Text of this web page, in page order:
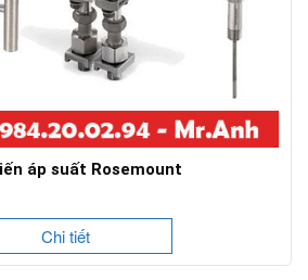
áp suất Rosemount
Chi tiết